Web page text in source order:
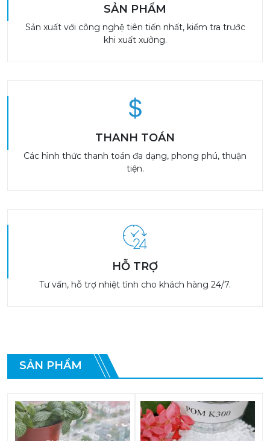
SẢN PHẨM
Sản xuất với công nghệ tiên tiến nhất, kiểm tra trước
khi xuất xưởng.
THANH TOÁN
Các hình thức thanh toán đa dạng, phong phú, thuận
tiện.
HỖ TRỢ
Tư vấn, hỗ trợ nhiệt tình cho khách hàng 24/7.
SẢN PHẨM